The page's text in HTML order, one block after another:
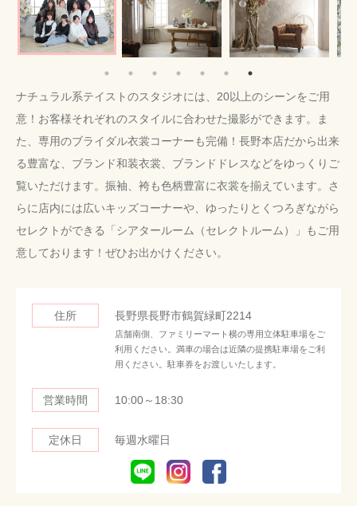
ナチュラル系テイストのスタジオには、20以上のシーンをご用
意！お客様それぞれのスタイルに合わせた撮影ができます。ま
た、専用のブライダル衣裳コーナーも完備！長野本店だから出来
る豊富な、ブランド和装衣裳、ブランドドレスなどをゆっくりご
覧いただけます。振袖、袴も色柄豊富に衣裳を揃えています。さ
らに店内には広いキッズコーナーや、ゆったりとくつろぎながら
セレクトができる「シアタールーム（セレクトルーム）」もご用
意しております！ぜひお出かけください。
住所 長野県長野市鶴賀緑町2214
店舗南側、ファミリーマート横の専用立体駐車場をご
利用ください。満車の場合は近隣の提携駐車場をご利
用ください。駐車券をお渡しいたします。
営業時間 10:00～18:30
定休日 毎週水曜日